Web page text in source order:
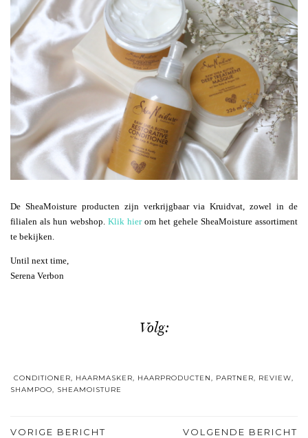
De SheaMoisture producten zijn verkrijgbaar via Kruidvat, zowel in de
filialen als hun webshop. Klik hierom het gehele SheaMoisture assortiment
te bekijken.
Until next time,
Serena Verbon
Volg:
CONDITIONER, HAARMASKER, HAARPRODUCTEN, PARTNER, REVIEW,
SHAMPOO, SHEAMOISTURE
VORIGE BERICHT VOLGENDE BERICHT